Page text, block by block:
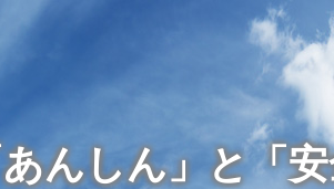
んしん」と「